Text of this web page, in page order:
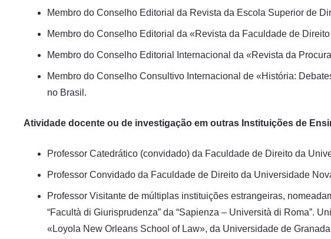
Membro do Conselho Editorial da Revista da Escola Superior de
Membro do Conselho Editorial da «Revista da Faculdade de
Membro do Conselho Editorial Internacional da «Revista da
Membro do Conselho Consultivo Internacional de «História:
no Brasil.
Atividade docente ou de investigação em outras Instituições de
Professor Catedrático (convidado) da Faculdade de Direito da
Professor Convidado da Faculdade de Direito da Universidade
Professor Visitante de múltiplas instituições estrangeiras,
“Facultà di Giurisprudenza” da “Sapienza – Università di Roma”.
«Loyola New Orleans School of Law», da Universidade de